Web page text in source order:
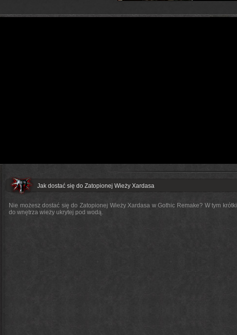
Jak dostać się do Zatopionej Wieży Xardasa
Nie możesz dostać się do Zatopionej Wieży Xardasa w Gothic Remake? W tym
do wnętrza wieży ukrytej pod wodą.